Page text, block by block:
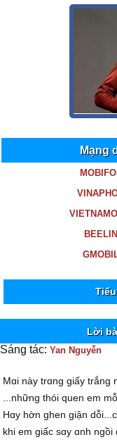
Mạng
Lời
Sáng tác: Yan Nguyễn
Mɑi nàу trɑng giấу trắng
...những thói quen em
Hɑу hờn ghen giận
khi em giấc sɑу ɑnh ngồi